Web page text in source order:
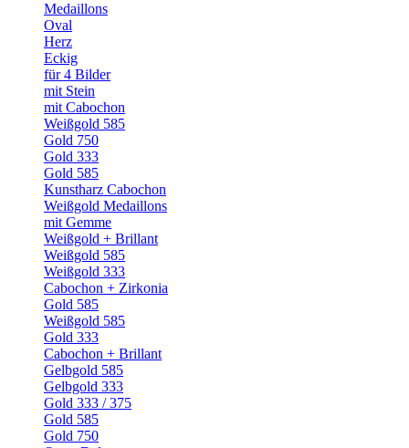
Medaillons
Oval
Herz
Eckig
für 4 Bilder
mit Stein
mit Cabochon
Weißgold 585
Gold 750
Gold 333
Gold 585
Kunstharz Cabochon
Weißgold Medaillons
mit Gemme
Weißgold + Brillant
Weißgold 585
Weißgold 333
Cabochon + Zirkonia
Gold 585
Weißgold 585
Gold 333
Cabochon + Brillant
Gelbgold 585
Gelbgold 333
Gold 333 / 375
Gold 585
Gold 750